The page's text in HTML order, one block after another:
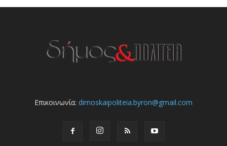
Επικοινωνία: dimoskaipoliteia.byron@gmail.com